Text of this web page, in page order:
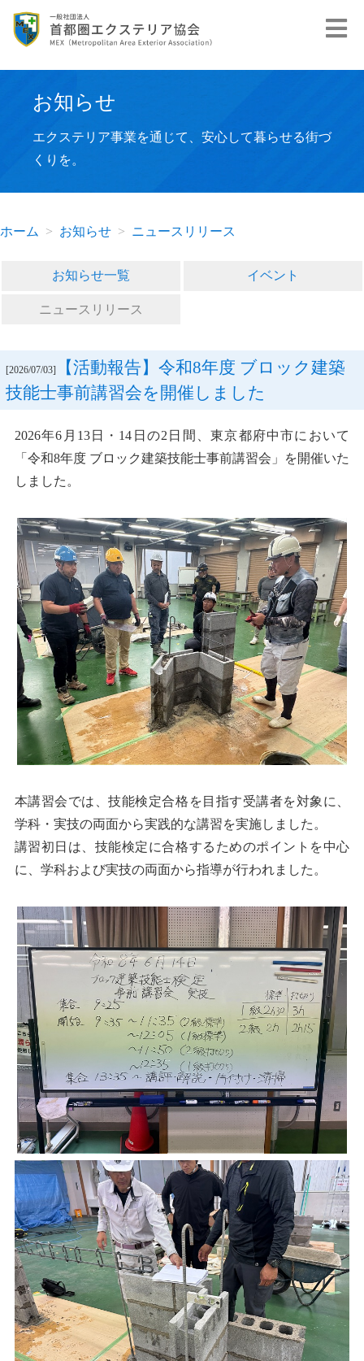
お知らせ
エクステリア事業を通じて、安心して暮らせる街づ
くりを。
ホーム お知らせ ニュースリリース
お知らせ一覧 イベント
ニュースリリース
[2026/07/03]
【活動報告】令和8年度 ブロック建築
技能士事前講習会を開催しました
2026年6月13日・14日の2日間、東京都府中市において
「令和8年度 ブロック建築技能士事前講習会」を開催いた
しました。
本講習会では、技能検定合格を目指す受講者を対象に、
学科・実技の両面から実践的な講習を実施しました。
講習初日は、技能検定に合格するためのポイントを中心
に、学科および実技の両面から指導が行われました。